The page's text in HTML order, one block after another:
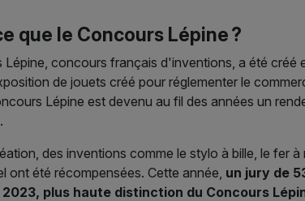
que le Concours Lépine ?
Lépine, concours français d'inventions, a été créé
de jouets créé pour réglementer le
Lépine est devenu au fil des années un
des inventions comme le stylo à bille, le fer
ont été récompensées. Cette année, un jury de
2023, plus haute distinction du Concours